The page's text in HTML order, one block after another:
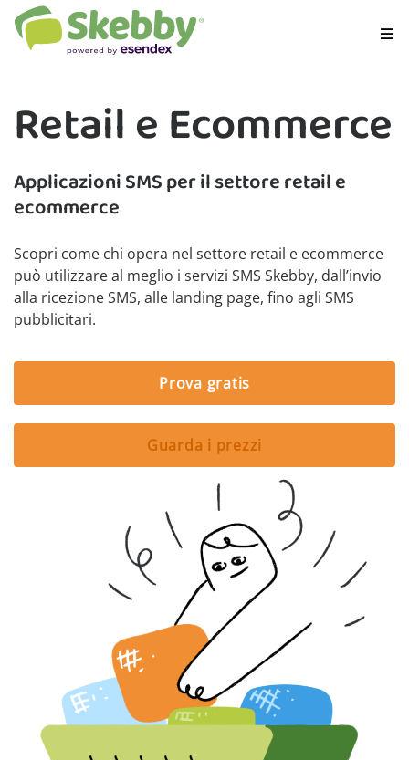
Retail e Ecommerce
Applicazioni SMS per il settore retail e
ecommerce
Scopri come chi opera nel settore retail e ecommerce
può utilizzare al meglio i servizi SMS Skebby, dall’invio
alla ricezione SMS, alle landing page, fino agli SMS
pubblicitari.
Prova gratis
Guarda i prezzi